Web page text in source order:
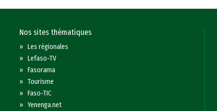
Nos sites thématiques
»Les régionales
»Lefaso-TV
»Fasorama
»Tourisme
»Faso-TIC
»Yenenga.net